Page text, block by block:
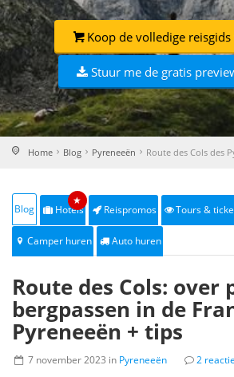
Koop de volledige
Stuur me de gratis
Home Blog Pyreneeën Route des Cols des
Blog Hotels
★
Reispromos Tours &
Camper huren Auto huren
Route des Cols: over
bergpassen in de
Pyreneeën + tips
7 november 2023 in Pyreneeën 2